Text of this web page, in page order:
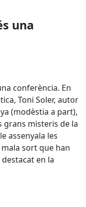
una
conferència. En
Toni Soler, autor
(modèstia a part),
grans misteris de la
assenyala les
sort que han
en la